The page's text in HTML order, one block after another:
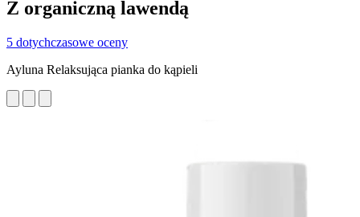
Z organiczną lawendą
5 dotychczasowe oceny
Ayluna Relaksująca pianka do kąpieli